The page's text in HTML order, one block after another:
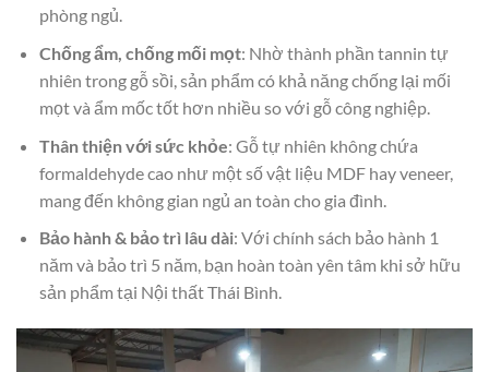
phòng ngủ.
Chống ẩm, chống mối mọt: Nhờ thành phần tannin tự
nhiên trong gỗ sồi, sản phẩm có khả năng chống lại mối
mọt và ẩm mốc tốt hơn nhiều so với gỗ công nghiệp.
Thân thiện với sức khỏe: Gỗ tự nhiên không chứa
formaldehyde cao như một số vật liệu MDF hay veneer,
mang đến không gian ngủ an toàn cho gia đình.
Bảo hành & bảo trì lâu dài: Với chính sách bảo hành 1
năm và bảo trì 5 năm, bạn hoàn toàn yên tâm khi sở hữu
sản phẩm tại Nội thất Thái Bình.